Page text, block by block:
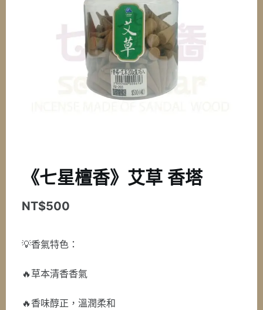
《七星檀香》艾草 香塔
NT$500
💡香氣特色：
🔥草本清香香氣
🔥香味醇正，溫潤柔和